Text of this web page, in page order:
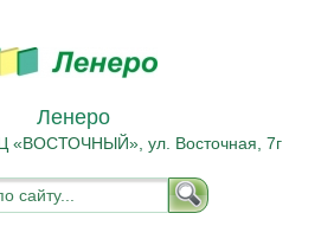
Ленеро
«ВОСТОЧНЫЙ», ул. Восточная, 7г